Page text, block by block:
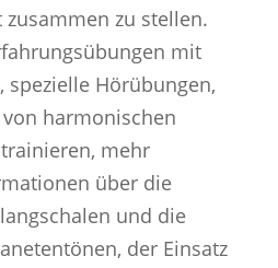
zu stellen.
mit
spezielle Hörübungen,
harmonischen
mehr
über die
und die
der Einsatz